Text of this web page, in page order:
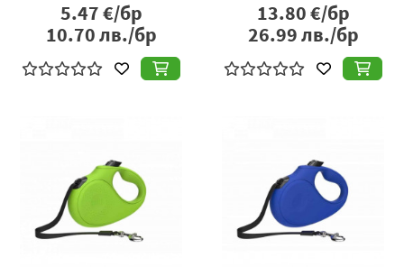
5.47€/бр
10.70лв./бр
13.80€/бр
26.99лв./бр